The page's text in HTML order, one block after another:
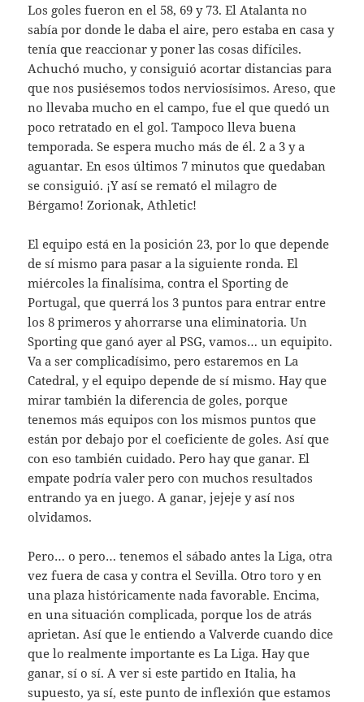
Los goles fueron en el 58, 69 y 73. El Atalanta no
sabía por donde le daba el aire, pero estaba en casa y
tenía que reaccionar y poner las cosas difíciles.
Achuchó mucho, y consiguió acortar distancias para
que nos pusiésemos todos nerviosísimos. Areso, que
no llevaba mucho en el campo, fue el que quedó un
poco retratado en el gol. Tampoco lleva buena
temporada. Se espera mucho más de él. 2 a 3 y a
aguantar. En esos últimos 7 minutos que quedaban
se consiguió. ¡Y así se remató el milagro de
Bérgamo! Zorionak, Athletic!
El equipo está en la posición 23, por lo que depende
de sí mismo para pasar a la siguiente ronda. El
miércoles la finalísima, contra el Sporting de
Portugal, que querrá los 3 puntos para entrar entre
los 8 primeros y ahorrarse una eliminatoria. Un
Sporting que ganó ayer al PSG, vamos… un equipito.
Va a ser complicadísimo, pero estaremos en La
Catedral, y el equipo depende de sí mismo. Hay que
mirar también la diferencia de goles, porque
tenemos más equipos con los mismos puntos que
están por debajo por el coeficiente de goles. Así que
con eso también cuidado. Pero hay que ganar. El
empate podría valer pero con muchos resultados
entrando ya en juego. A ganar, jejeje y así nos
olvidamos.
Pero… o pero… tenemos el sábado antes la Liga, otra
vez fuera de casa y contra el Sevilla. Otro toro y en
una plaza históricamente nada favorable. Encima,
en una situación complicada, porque los de atrás
aprietan. Así que le entiendo a Valverde cuando dice
que lo realmente importante es La Liga. Hay que
ganar, sí o sí. A ver si este partido en Italia, ha
supuesto, ya sí, este punto de inflexión que estamos